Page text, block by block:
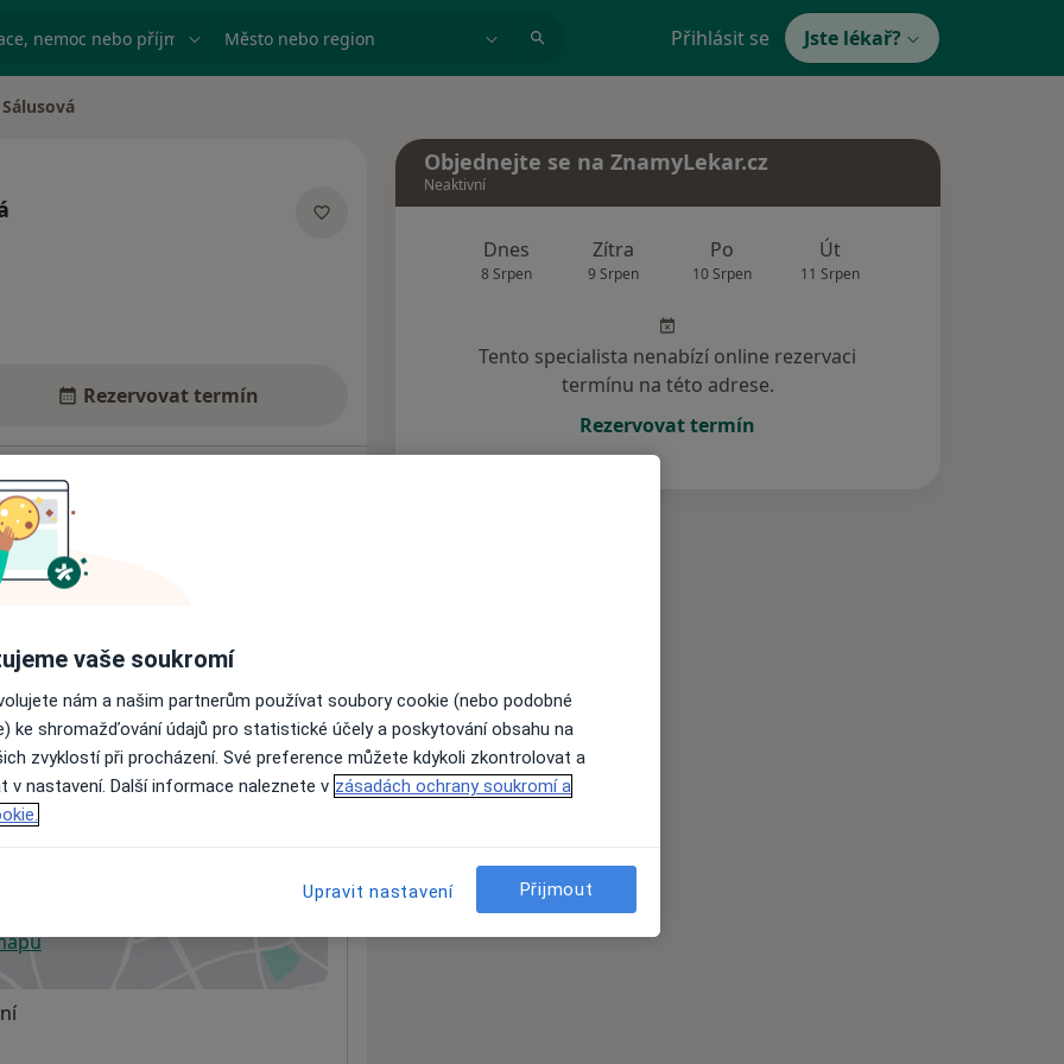
nemoc nebo příjmení Město nebo region Přihlásit se Jste lékař?
Rezervovat termín
nejsou k dispozici
informace o svých službách.
nemocnice
v nové záložce
Objednejte se na ZnamyLekar.cz
Neaktivní
Dnes
8 Srpen
Zítra
9 Srpen
Po
10 Srpen
Út
11 Srpen
Tento specialista nenabízí online rezervaci
termínu na této adrese.
Rezervovat termín
vaše soukromí
nám a našim partnerům používat soubory cookie (nebo podobné
ke shromažďování údajů pro statistické účely a poskytování obsahu na
zvyklostí při procházení. Své preference můžete kdykoli zkontrolovat a
v nastavení. Další informace naleznete v zásadách ochrany soukromí a
Upravit nastavení Přijmout